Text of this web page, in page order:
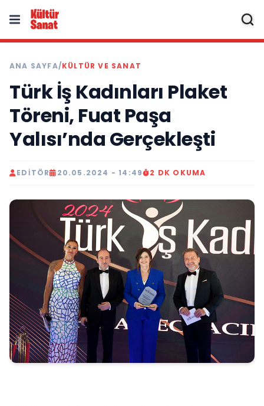
ANA SAYFA/KÜLTÜR VE SANAT
Türk İş Kadınları Plaket
Töreni, Fuat Paşa
Yalısı’nda Gerçekleşti
EDITÖR 20.05.2024 - 14:49 2 DK OKUMA